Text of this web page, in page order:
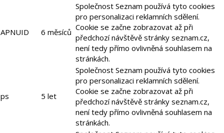
APNUID 6 měsíců
Společnost Seznam používá tyto cookies
pro personalizaci reklamních sdělení.
Cookie se začne zobrazovat až při
předchozí návštěvě stránky seznam.cz,
není tedy přímo ovlivněná souhlasem na
stránkách.
ps 5 let
Společnost Seznam používá tyto cookies
pro personalizaci reklamních sdělení.
Cookie se začne zobrazovat až při
předchozí návštěvě stránky seznam.cz,
není tedy přímo ovlivněná souhlasem na
stránkách.